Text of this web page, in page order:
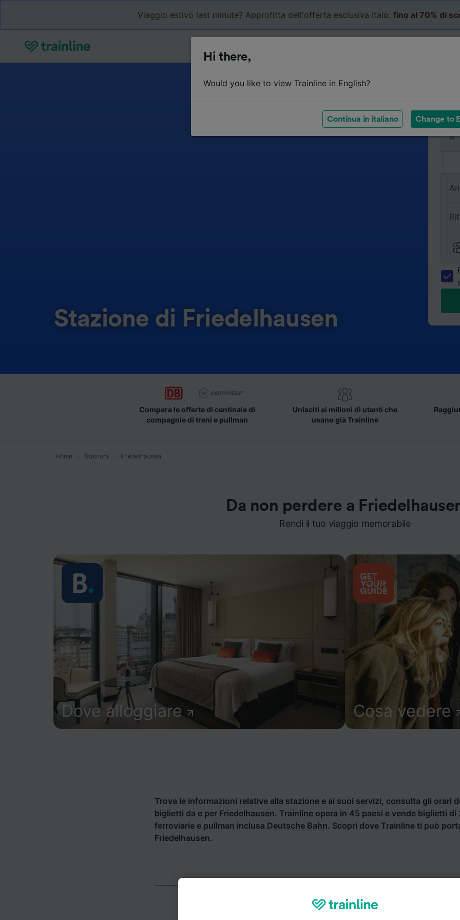
Viaggio estivo last minute? Approfitta dell'offerta esclusiva Italo: fino al 70% di
Stazione di Friedelhausen
Da
A
Compara le offerte di centinaia di
compagnie di treni e pullman
Unisciti ai milioni di utenti che
usano già Trainline
Home Stazioni Friedelhausen
Da non perdere a
Rendi il tuo viaggio memorabile
Dove alloggiare Cosa vedere
Trova le informazioni relative alla stazione e ai suoi servizi, consulta gli orari
biglietti da e per Friedelhausen. Trainline opera in 45 paesi e vende biglietti
ferroviarie e pullman inclusa Deutsche Bahn. Scopri dove Trainline ti può
Friedelhausen.
Hi there,
Would you like to view Trainline in English?
Continua in italiano Change to